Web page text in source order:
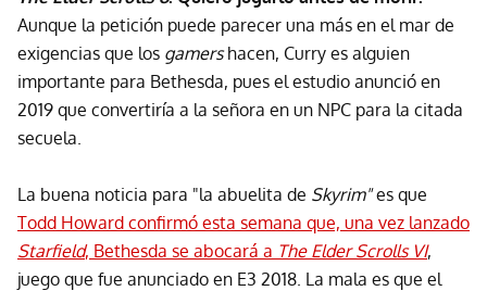
Aunque la petición puede parecer una más en el mar de
exigencias que los gamershacen, Curry es alguien
importante para Bethesda, pues el estudio anunció en
2019 que convertiría a la señora en un NPC para la citada
secuela.
La buena noticia para "la abuelita de Skyrim"es que
Todd Howard confirmó esta semana que, una vez lanzado
Starfield, Bethesda se abocará a The Elder Scrolls VI,
juego que fue anunciado en E3 2018. La mala es que el